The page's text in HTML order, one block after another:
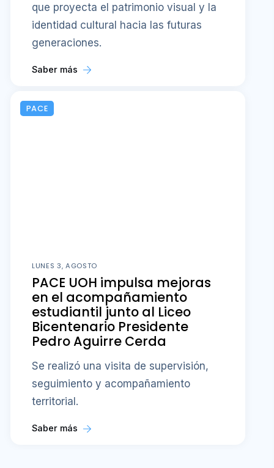
que proyecta el patrimonio visual y la
identidad cultural hacia las futuras
generaciones.
Saber más
PACE
LUNES 3, AGOSTO
PACE UOH impulsa mejoras
en el acompañamiento
estudiantil junto al Liceo
Bicentenario Presidente
Pedro Aguirre Cerda
Se realizó una visita de supervisión,
seguimiento y acompañamiento
territorial.
Saber más